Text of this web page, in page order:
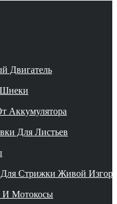
Двигатель
Аккумулятора
Для Листьев
Стрижки Живой
И Мотокосы